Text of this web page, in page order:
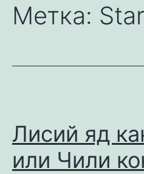
Метка:
Лисий яд
или Чили